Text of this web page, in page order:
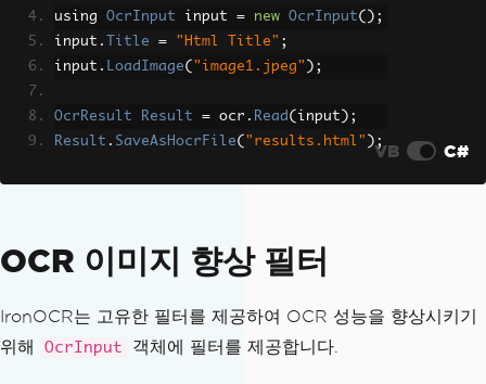
using OcrInput input = new OcrInput();
input . Title = "Html Title" ;
input . LoadImage( "image1.jpeg" );
OcrResult Result = ocr . Read ( input );
Result . SaveAsHocrFile( "results.html" );VB C#
OCR 이미지 향상 필터
IronOCR는 고유한 필터를 제공하여 OCR 성능을 향상시키기
위해
OcrInput 객체에 필터를 제공합니다.